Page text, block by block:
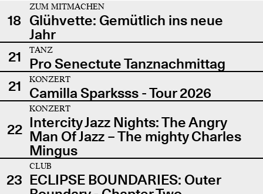
18
ZUM MITMACHEN
Glühvette: Gemütlich ins neue
Jahr
21
TANZ
Pro Senectute Tanznachmittag
21
KONZERT
Camilla Sparksss - Tour 2026
22
KONZERT
Intercity Jazz Nights: The Angry
Man Of Jazz – The mighty Charles
Mingus
23
CLUB
ECLIPSE BOUNDARIES: Outer